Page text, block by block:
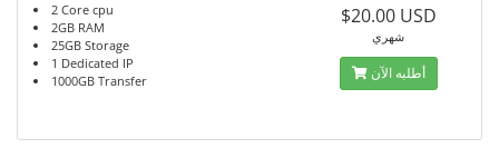
2 Core cpu
2GB RAM
25GB Storage
1 Dedicated IP
1000GB Transfer
$20.00 USD
شهري
أطلبه الآن